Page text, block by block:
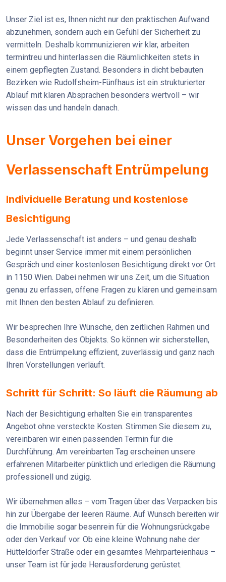
Unser Ziel ist es, Ihnen nicht nur den praktischen Aufwand
abzunehmen, sondern auch ein Gefühl der Sicherheit zu
vermitteln. Deshalb kommunizieren wir klar, arbeiten
termintreu und hinterlassen die Räumlichkeiten stets in
einem gepflegten Zustand. Besonders in dicht bebauten
Bezirken wie Rudolfsheim-Fünfhaus ist ein strukturierter
Ablauf mit klaren Absprachen besonders wertvoll – wir
wissen das und handeln danach.
Unser Vorgehen bei einer
Verlassenschaft Entrümpelung
Individuelle Beratung und kostenlose
Besichtigung
Jede Verlassenschaft ist anders – und genau deshalb
beginnt unser Service immer mit einem persönlichen
Gespräch und einer kostenlosen Besichtigung direkt vor Ort
in 1150 Wien. Dabei nehmen wir uns Zeit, um die Situation
genau zu erfassen, offene Fragen zu klären und gemeinsam
mit Ihnen den besten Ablauf zu definieren.
Wir besprechen Ihre Wünsche, den zeitlichen Rahmen und
Besonderheiten des Objekts. So können wir sicherstellen,
dass die Entrümpelung effizient, zuverlässig und ganz nach
Ihren Vorstellungen verläuft.
Schritt für Schritt: So läuft die Räumung ab
Nach der Besichtigung erhalten Sie ein transparentes
Angebot ohne versteckte Kosten. Stimmen Sie diesem zu,
vereinbaren wir einen passenden Termin für die
Durchführung. Am vereinbarten Tag erscheinen unsere
erfahrenen Mitarbeiter pünktlich und erledigen die Räumung
professionell und zügig.
Wir übernehmen alles – vom Tragen über das Verpacken bis
hin zur Übergabe der leeren Räume. Auf Wunsch bereiten wir
die Immobilie sogar besenrein für die Wohnungsrückgabe
oder den Verkauf vor. Ob eine kleine Wohnung nahe der
Hütteldorfer Straße oder ein gesamtes Mehrparteienhaus –
unser Team ist für jede Herausforderung gerüstet.